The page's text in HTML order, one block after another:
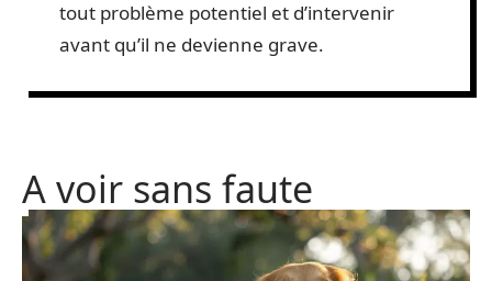
tout problème potentiel et d’intervenir
avant qu’il ne devienne grave.
A voir sans faute